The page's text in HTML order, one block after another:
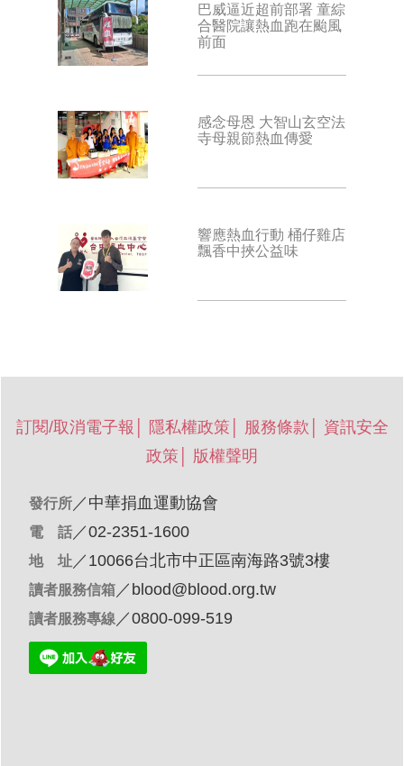
巴威逼近超前部署 童綜
合醫院讓熱血跑在颱風
前面
感念母恩 大智山玄空法
寺母親節熱血傳愛
響應熱血行動 桶仔雞店
飄香中挾公益味
訂閱/取消電子報 隱私權政策 服務條款
資訊安全
政策
版權聲明
發行所 ／ 中華捐血運動協會
電 話 ／02-2351-1600
地 址 ／10066台北市中正區南海路3號3樓
讀者服務信箱 ／ blood@blood.org.tw
讀者服務專線 ／0800-099-519